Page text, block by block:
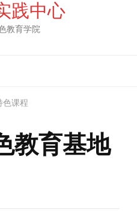
践中心
教育学院
色课程
教育基地